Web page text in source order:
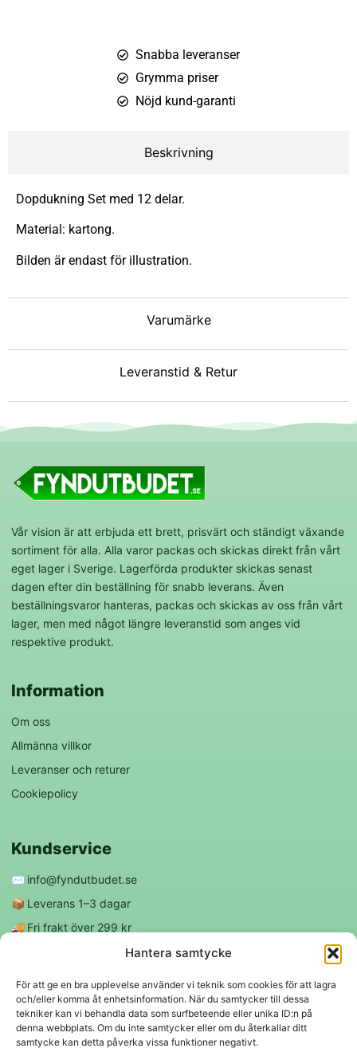
Hantera samtycke
För att ge en bra upplevelse använder vi teknik som cookies för att lagra
och/eller komma åt enhetsinformation. När du samtycker till dessa
tekniker kan vi behandla data som surfbeteende eller unika ID:n på
denna webbplats. Om du inte samtycker eller om du återkallar ditt
samtycke kan detta påverka vissa funktioner negativt.
Snabba leveranser
Grymma priser
Nöjd kund-garanti
Beskrivning
Varumärke
Leveranstid & Retur
Dopdukning Set med 12 delar.
Material: kartong.
Bilden är endast för illustration.
Vår vision är att erbjuda ett brett, prisvärt och ständigt växande
sortiment för alla. Alla varor packas och skickas direkt från vårt
eget lager i Sverige. Lagerförda produkter skickas senast
dagen efter din beställning för snabb leverans. Även
beställningsvaror hanteras, packas och skickas av oss från vårt
lager, men med något längre leveranstid som anges vid
respektive produkt.
Information
Om oss
Allmänna villkor
Leveranser och returer
Cookiepolicy
Kundservice
✉️ info@fyndutbudet.se
📦 Leverans 1–3 dagar
🚚 Fri frakt över 299 kr
Följ oss
f ◎